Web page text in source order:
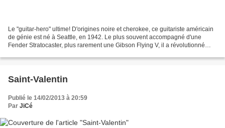
Le "guitar-hero" ultime! D'origines noire et cherokee, ce guitariste américain
de génie est né à Seattle, en 1942. Le plus souvent accompagné d'une
Fender Stratocaster, plus rarement une Gibson Flying V, il a révolutionné
Saint-Valentin
Publié le 14/02/2013 à 20:59
Par JiCé